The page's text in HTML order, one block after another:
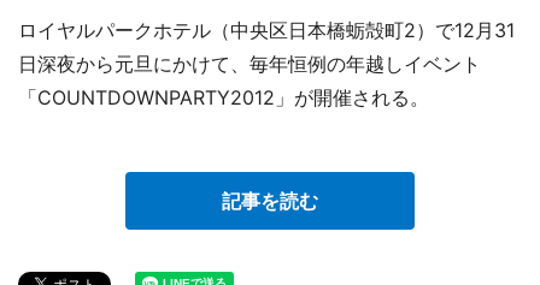
ロイヤルパークホテル（中央区日本橋蛎殻町2）で12月31
日深夜から元旦にかけて、毎年恒例の年越しイベント
「COUNTDOWNPARTY2012」が開催される。
記事を読む